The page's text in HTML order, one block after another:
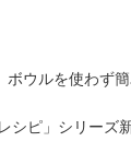
ボウルを使わず
シピ」シリーズ